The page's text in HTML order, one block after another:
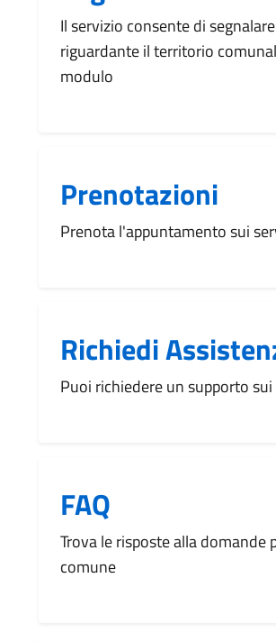
Il servizio consente di
riguardante il territorio
modulo
Prenotazioni
Prenota l'appuntamento sui
Richiedi
Puoi richiedere un supporto
FAQ
Trova le risposte alla
comune